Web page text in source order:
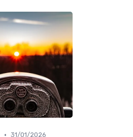
• 31/01/2026